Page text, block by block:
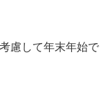
慮して年末年始で